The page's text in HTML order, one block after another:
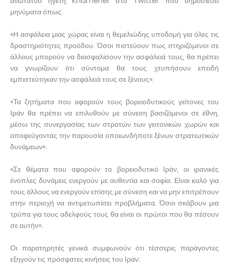
μηνύματα όπως:
«Η ασφάλεια μιας χώρας είναι η θεμελιώδης υποδομή για όλες τις
δραστηριότητες προόδου. Όσοι πιστεύουν πως στηριζόμενοι σε
άλλους μπορούν να διασφαλίσουν την ασφάλειά τους, θα πρέπει
να γνωρίζουν ότι σύντομα θα τους χτυπήσουν επειδή
εμπιστεύτηκαν την ασφάλειά τους σε ξένους».
«Τα ζητήματα που αφορούν τους βορειοδυτικούς γείτονες του
Ιράν θα πρέπει να επιλυθούν με σύνεση βασιζόμενοι σε έθνη,
μέσω της συνεργασίας των στρατών των γειτονικών χωρών και
αποφεύγοντας την παρουσία οποιωνδήποτε ξένων στρατιωτικών
δυνάμεων».
«Σε θέματα που αφορούν το βορειοδυτικό Ιράν, οι ιρανικές
ένοπλες δυνάμεις ενεργούν με αυθεντία και σοφία. Είναι καλό για
τους άλλους να ενεργούν επίσης με σύνεση και να μην επιτρέπουν
στην περιοχή να αντιμετωπίσει προβλήματα. Όσοι σκάβουν μια
τρύπα για τους αδελφούς τους θα είναι οι πρώτοι που θα πέσουν
σε αυτήν».
Οι παρατηρητές γενικά συμφωνούν ότι τέσσερις παράγοντες
εξηγούν τις πρόσφατες κινήσεις του Ιράν: